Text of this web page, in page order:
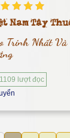
Nam Tây
Trinh Nhất Và
lượt đọc